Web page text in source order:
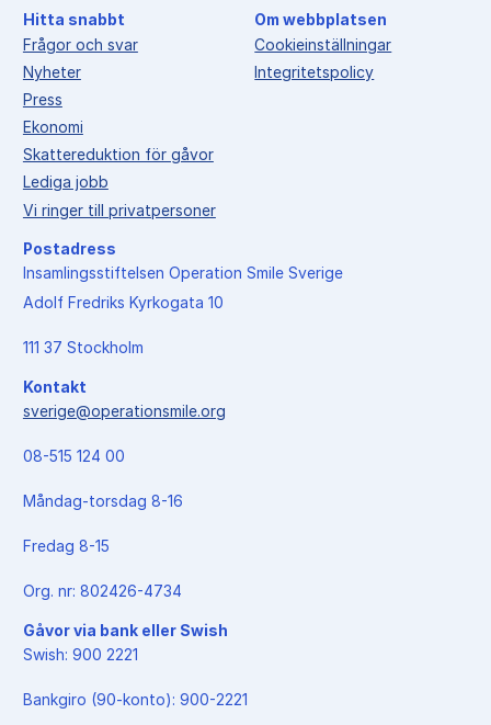
Hitta snabbt
Frågor och svar
Nyheter
Press
Ekonomi
Skattereduktion för gåvor
Lediga jobb
Vi ringer till privatpersoner
Om webbplatsen
Cookieinställningar
Integritetspolicy
Postadress
Insamlingsstiftelsen Operation Smile Sverige
Adolf Fredriks Kyrkogata 10
111 37 Stockholm
Kontakt
sverige@operationsmile.org
08-515 124 00
Måndag-torsdag 8-16
Fredag 8-15
Org. nr: 802426-4734
Gåvor via bank eller Swish
Swish: 900 2221
Bankgiro (90-konto): 900-2221